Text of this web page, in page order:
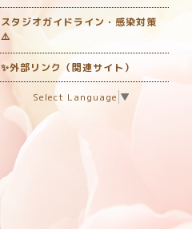
スタジオガイドライン・感染対策
‎⚠️
✨外部リンク（関連サイト）
Select Language ▼